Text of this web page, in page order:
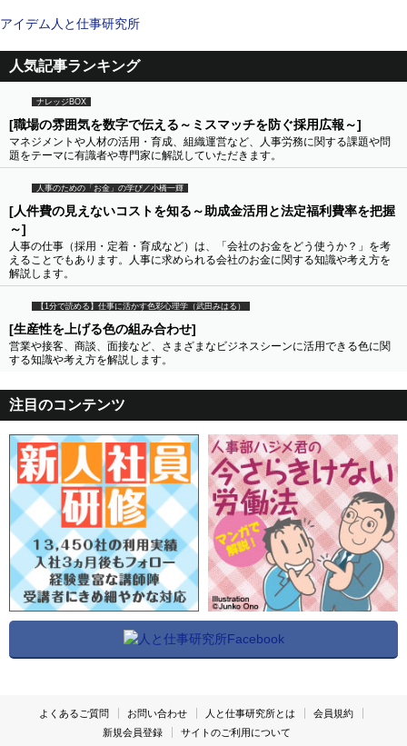
アイデム人と仕事研究所
人気記事ランキング
ナレッジBOX
[職場の雰囲気を数字で伝える～ミスマッチを防ぐ採用広報～]
マネジメントや人材の活用・育成、組織運営など、人事労務に関する課題や問
題をテーマに有識者や専門家に解説していただきます。
人事のための「お金」の学び／小橋一輝
[人件費の見えないコストを知る～助成金活用と法定福利費率を把握
～]
人事の仕事（採用・定着・育成など）は、「会社のお金をどう使うか？」を考
えることでもあります。人事に求められる会社のお金に関する知識や考え方を
解説します。
【1分で読める】仕事に活かす色彩心理学（武田みはる）
[生産性を上げる色の組み合わせ]
営業や接客、商談、面接など、さまざまなビジネスシーンに活用できる色に関
する知識や考え方を解説します。
注目のコンテンツ
よくあるご質問 お問い合わせ 人と仕事研究所とは
会員規約
新規会員登録
サイトのご利用について